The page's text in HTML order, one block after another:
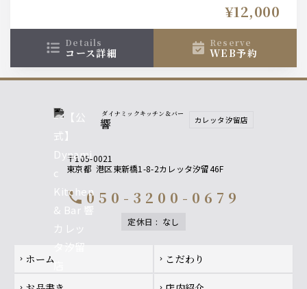
〆の食事は『金目鯛と雲丹いくらの石釜炊き込み飯』
¥12,000
details
コース詳細
reserve
WEB予約
ダイナミックキッチン＆バー
響 カレッタ汐留店
〒105-0021
東京都 港区東新橋1-8-2カレッタ汐留46F
call 050-3200-0679
定休日 : なし
Footer navigation
chevron_right ホーム chevron_right こだわり